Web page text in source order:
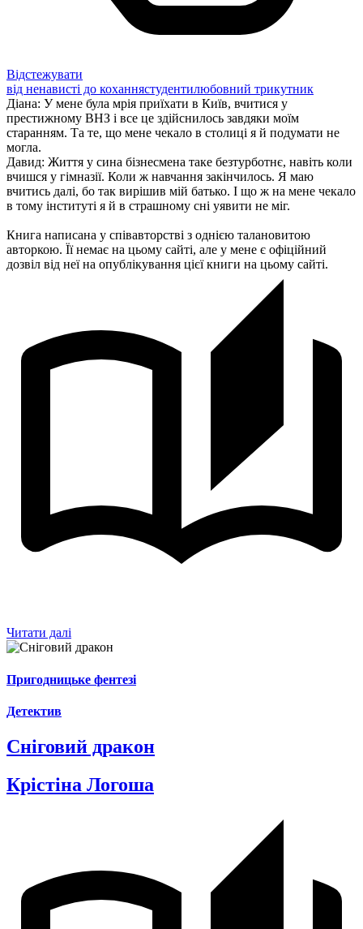
Відстежувати
від ненависті до коханнястудентилюбовний трикутник
Діана: У мене була мрія приїхати в Київ, вчитися у
престижному ВНЗ і все це здійснилось завдяки моїм
старанням. Та те, що мене чекало в столиці я й подумати не
могла.
Давид: Життя у сина бізнесмена таке безтурботнє, навіть коли
вчишся у гімназії. Коли ж навчання закінчилось. Я маю
вчитись далі, бо так вирішив мій батько. І що ж на мене чекало
в тому інституті я й в страшному сні уявити не міг.
Книга написана у співавторстві з однією талановитою
авторкою. Її немає на цьому сайті, але у мене є офіційний
дозвіл від неї на опублікування цієї книги на цьому сайті.
Читати далі
Пригодницьке фентезі
Детектив
Сніговий дракон
Крістіна Логоша